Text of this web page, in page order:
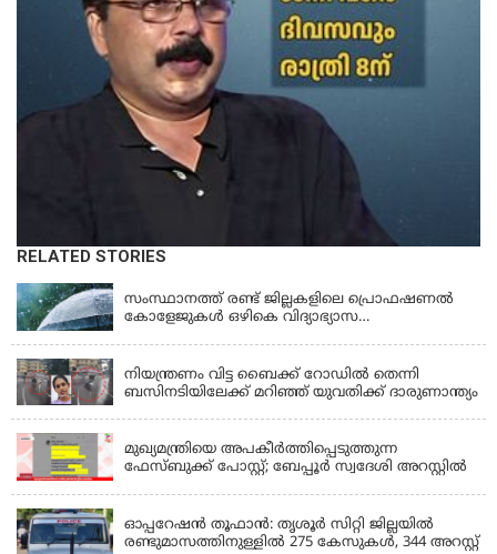
RELATED STORIES
KERALA
സംസ്ഥാനത്ത് രണ്ട് ജില്ലകളിലെ പ്രൊഫഷണൽ
കോളേജുകൾ ഒഴികെ വിദ്യാഭ്യാസ
നിയന്ത്രണം വിട്ട ബൈക്ക് റോഡിൽ തെന്നി
ബസിനടിയിലേക്ക് മറിഞ്ഞ് യുവതിക്ക് ദാരുണാന്ത്യം
മുഖ്യമന്ത്രിയെ അപകീർത്തിപ്പെടുത്തുന്ന
ഫേസ്‌ബുക്ക് പോസ്റ്റ്; ബേപ്പൂർ സ്വദേശി അറസ്റ്റിൽ
ഓപ്പറേഷൻ തൂഫാൻ: തൃശൂർ സിറ്റി ജില്ലയിൽ
രണ്ടുമാസത്തിനുള്ളിൽ 275 കേസുകൾ, 344 അറസ്റ്റ്